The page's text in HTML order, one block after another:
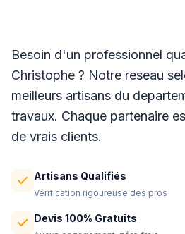
Besoin d'un professionnel
Christophe ? Notre reseau
meilleurs artisans du
travaux. Chaque partenaire
de vrais clients.
Artisans Qualifiés
Vérification rigoureuse des pros
Devis 100% Gratuits